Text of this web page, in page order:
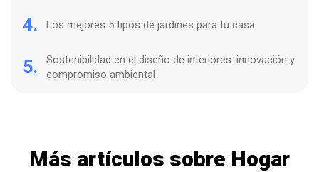
4. Los mejores 5 tipos de jardines para tu casa
5.
Sostenibilidad en el diseño de interiores: innovación y
compromiso ambiental
Más artículos sobre Hogar